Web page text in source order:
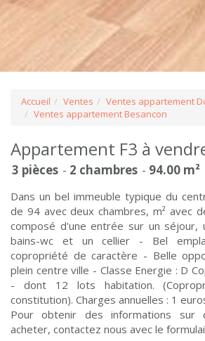
Accueil Ventes
Ventes appartement
Ventes appartement Besancon
Appartement F3 à
3 pièces 2 chambres 94.00 m²
Dans un bel immeuble typique du
de 94 avec deux chambres, m² avec
composé d'une entrée sur un séjour,
bains-wc et un cellier - Bel
copropriété de caractère - Belle
plein centre ville - Classe Energie : D
- dont 12 lots habitation.
constitution). Charges annuelles : 1
Pour obtenir des informations sur
acheter, contactez nous avec le